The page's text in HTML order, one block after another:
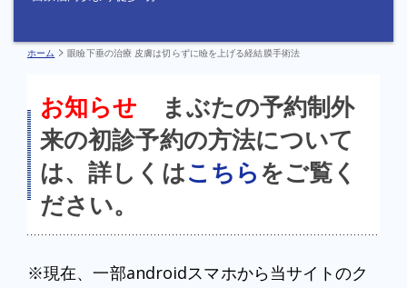
ホーム 眼瞼下垂の治療 皮膚は切らずに瞼を上げる経結膜手術法
お知らせ まぶたの予約制外
来の初診予約の方法について
は、詳しくはこちらをご覧く
ださい。
※現在、一部androidスマホから当サイトのク